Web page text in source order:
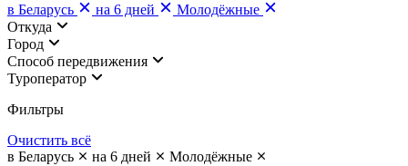
в Беларусь
на 6 дней
Молодёжные
Откуда
Город
Cпособ передвижения
Туроператор
Фильтры
Очистить всё
в Беларусь
на 6 дней
Молодёжные